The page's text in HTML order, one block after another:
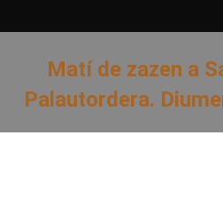
Matí de zazen a
Palautordera.